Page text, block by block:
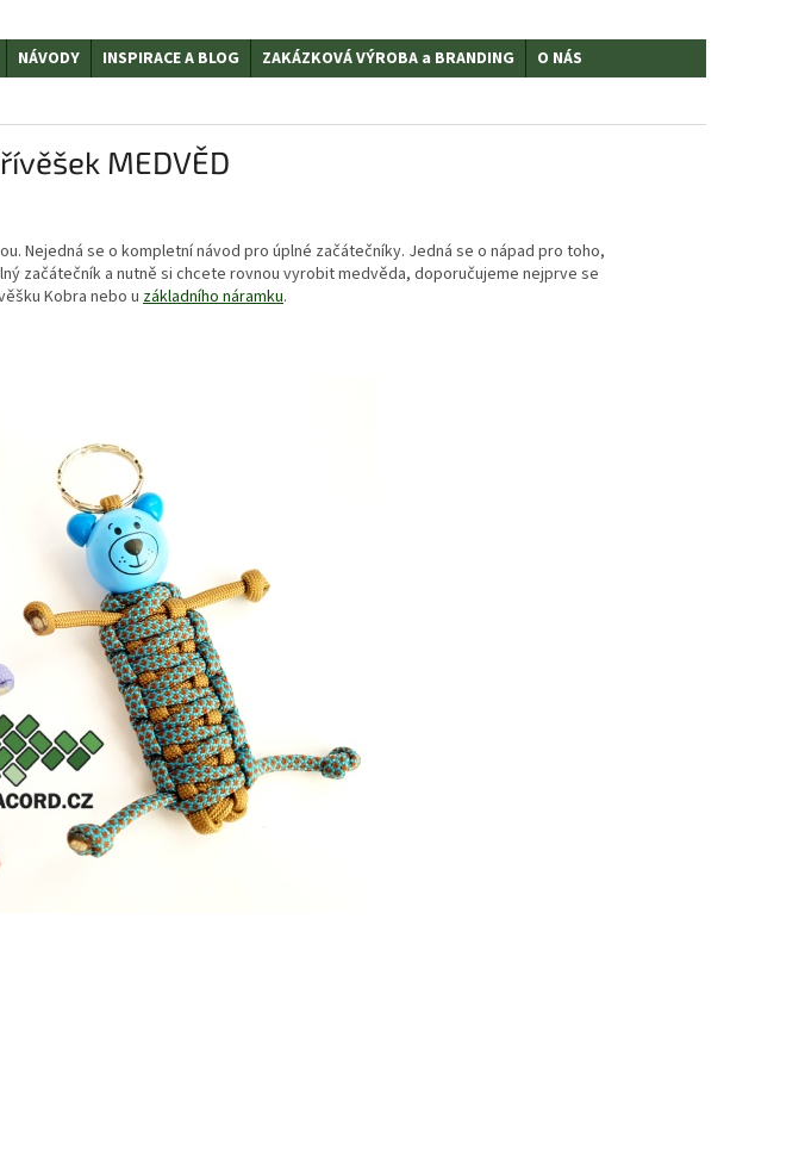
NÁVODY INSPIRACE A BLOG ZAKÁZKOVÁ VÝROBA a BRANDING
O NÁS
MEDVĚD
Nejedná se o kompletní návod pro úplné začátečníky. Jedná se o nápad pro toho,
začátečník a nutně si chcete rovnou vyrobit medvěda, doporučujeme nejprve se
Kobra nebo u základního náramku.